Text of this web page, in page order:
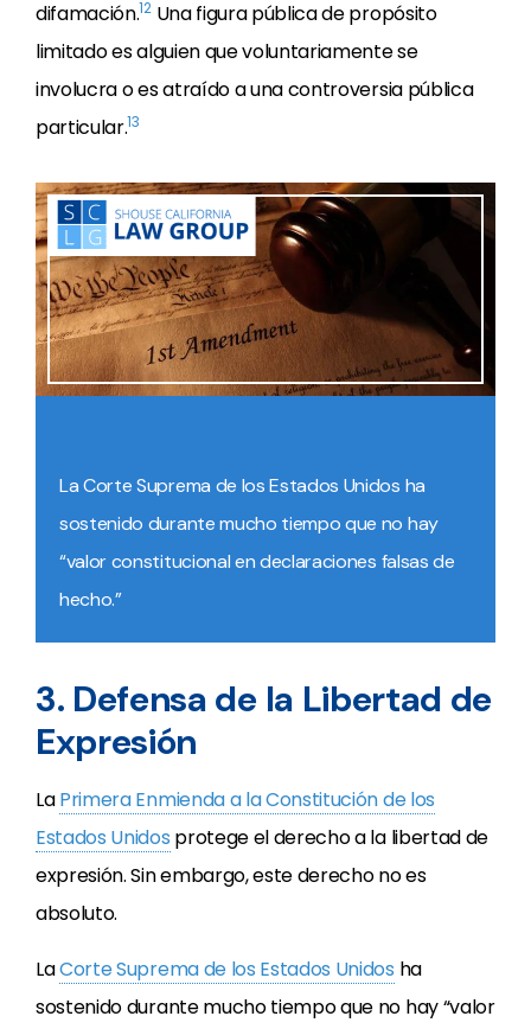
difamación.12Una figura pública de propósito
limitado es alguien que voluntariamente se
involucra o es atraído a una controversia pública
particular.13
La Corte Suprema de los Estados Unidos ha
sostenido durante mucho tiempo que no hay
“valor constitucional en declaraciones falsas de
hecho.”
3. Defensa de la Libertad de
Expresión
LaPrimera Enmienda a la Constitución de los
Estados Unidos protege el derecho a la libertad de
expresión. Sin embargo, este derecho no es
absoluto.
LaCorte Suprema de los Estados Unidos ha
sostenido durante mucho tiempo que no hay “valor